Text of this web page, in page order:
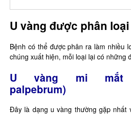
U vàng được phân
Bệnh có thể được phân ra làm nhiều
chúng xuất hiện, mỗi loại lại có những
U vàng mi mắt
palpebrum)
Đây là dạng u vàng thường gặp